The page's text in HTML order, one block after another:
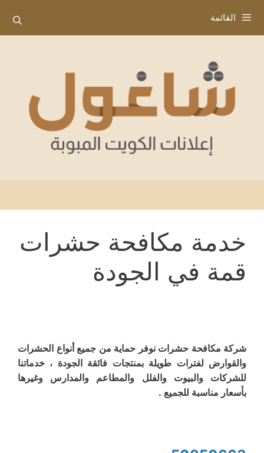
إلى
المحتوى
القائمة
خدمة مكافحة حشرات
قمة في الجودة
شركة مكافحة حشرات نوفر حماية من جميع أنواع الحشرات
والقوارض لفترات طويلة بمنتجات فائقة الجودة ، خدماتنا
للشركات والبيوت والفلل والمطاعم والمدارس وغيرها
بأسعار مناسبة للجميع .